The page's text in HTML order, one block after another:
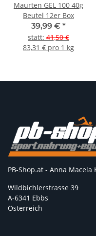
Maurten GEL 100 40g
Beutel 12er Box
39,99 € *
statt: 41,50 €
83,31 € pro 1 kg
PB-Shop.at - Anna Macela
Wildbichlerstrasse 39
A-6341 Ebbs
Österreich